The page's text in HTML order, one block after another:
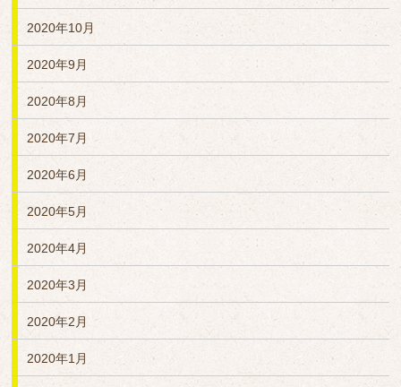
2020年10月
2020年9月
2020年8月
2020年7月
2020年6月
2020年5月
2020年4月
2020年3月
2020年2月
2020年1月